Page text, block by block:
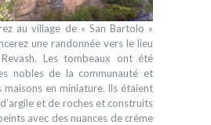
au village de « San Bartolo »
une randonnée vers le lieu
Les tombeaux ont été
nobles de la communauté et
maisons en miniature. Ils étaient
et de roches et construits
avec des nuances de crème